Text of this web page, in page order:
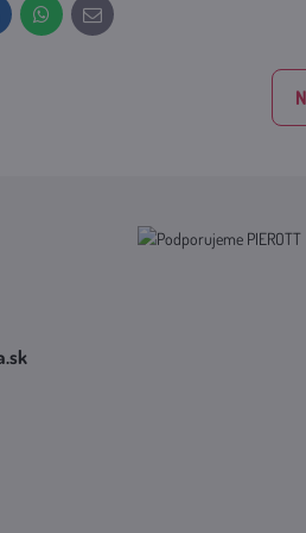
WhatsApp
E-
mail